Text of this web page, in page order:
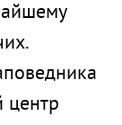
центр